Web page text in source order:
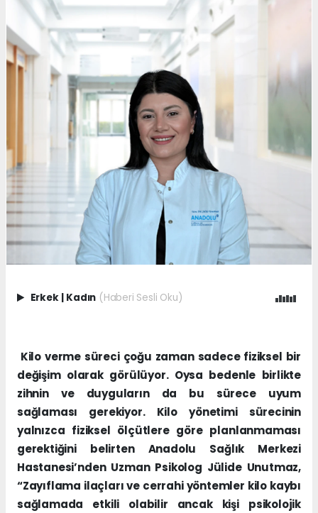
Erkek Kadın (Haberi Sesli Oku)
Kilo verme süreci çoğu zaman sadece fiziksel bir
değişim olarak görülüyor. Oysa bedenle birlikte
zihnin ve duyguların da bu sürece uyum
sağlaması gerekiyor. Kilo yönetimi sürecinin
yalnızca fiziksel ölçütlere göre planlanmaması
gerektiğini belirten Anadolu Sağlık Merkezi
Hastanesi’nden Uzman Psikolog Jülide Unutmaz,
“Zayıflama ilaçları ve cerrahi yöntemler kilo kaybı
sağlamada etkili olabilir ancak kişi psikolojik